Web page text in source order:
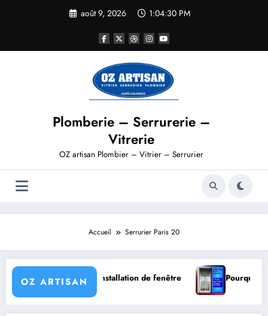
août 9, 2026 1:04:31 PM
Plomberie – Serrurerie –
Vitrerie
OZ artisan Plombier – Vitrier – Serrurier
Accueil Serrurier Paris 20
OZ ARTISAN
Installation de fenêtre Pourquoi l’isolation des